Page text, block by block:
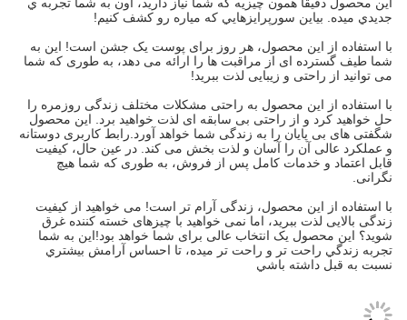
جديدي ميده. بياين سورپرايزهايي که مياره رو کشف کنيم!
با استفاده از این محصول، هر روز برای پوست یک جشن است! این به
شما طیف گسترده ای از مراقبت ها را ارائه می دهد، به طوری که شما
می توانید از راحتی و زیبایی لذت ببرید!
با استفاده از این محصول به راحتی مشکلات مختلف زندگی روزمره را
حل خواهید کرد و از راحتی بی سابقه ای لذت خواهید برد. این محصول
شگفتی های بی پایان را به زندگی شما خواهد آورد.رابط کاربری دوستانه
و عملکرد عالی آن را آسان و لذت بخش می کند. در عین حال، کیفیت
قابل اعتماد و خدمات کامل پس از فروش، به طوری که شما هیچ
نگرانی.
با استفاده از این محصول، زندگی آرام تر است! می خواهید از کیفیت
زندگی بالایی لذت ببرید، اما نمی خواهید با چیزهای خسته کننده غرق
شوید؟ این محصول یک انتخاب عالی برای شما خواهد بود!اين به شما
تجربه زندگي راحت تر و راحت تر ميده، تا احساس آرامش بيشتري
نسبت به قبل داشته باشي